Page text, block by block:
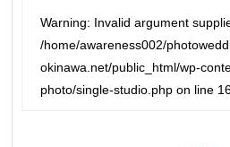
Warning: Invalid argument
/home/awareness002/
okinawa.net/public_html/wp-
photo/single-studio.php on line